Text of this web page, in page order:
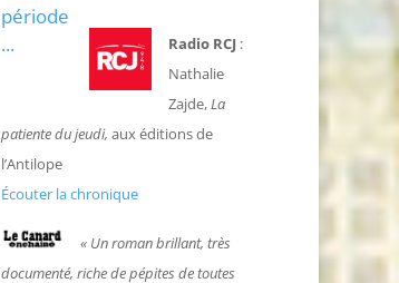
Radio RCJ :
Nathalie
Zajde,La
patiente du jeudi, aux éditions de
l’Antilope
Écouter la chronique
« Un roman brillant, très
documenté, riche de pépites de toutes